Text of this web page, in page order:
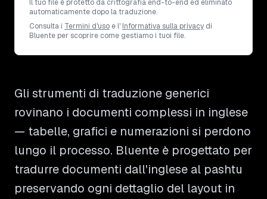
Il tuo file è protetto da crittografia end-to-end ed eliminato
automaticamente dopo la traduzione.
Consulta i Termini d'uso e l' Informativa sulla privacy di
Bluente per scoprire come gestiamo i tuoi file.
Gli strumenti di traduzione generici
rovinano i documenti complessi in inglese
— tabelle, grafici e numerazioni si perdono
lungo il processo. Bluente è progettato per
tradurre documenti dall'inglese al pashtu
preservando ogni dettaglio del layout in